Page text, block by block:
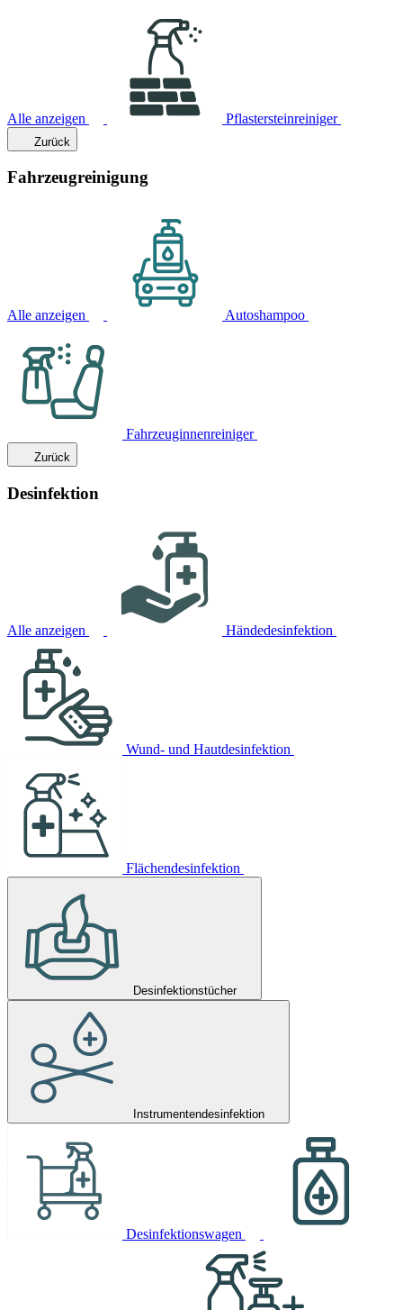
Alle anzeigen Pflastersteinreiniger
Zurück
Fahrzeugreinigung
Alle anzeigen Autoshampoo
Fahrzeuginnenreiniger
Zurück
Desinfektion
Alle anzeigen Händedesinfektion
Wund- und Hautdesinfektion
Flächendesinfektion
Desinfektionstücher
Instrumentendesinfektion
Desinfektionswagen